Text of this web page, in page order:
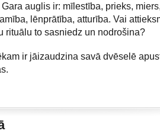
auglis ir: mīlestība, prieks,
lēnprātība, atturība. Vai
rituālu to sasniedz un nodrošina?
ir jāizaudzina savā dvēselē